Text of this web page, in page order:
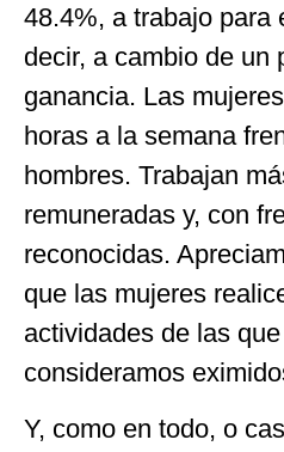
48.4%, a trabajo para
decir, a cambio de un
ganancia. Las
horas a la semana
hombres. Trabajan
remuneradas y, con
reconocidas.
que las mujeres
actividades de las
consideramos
Y, como en todo, o